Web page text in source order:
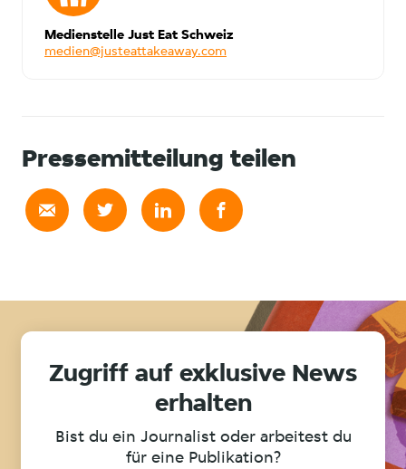
Medienstelle Just Eat Schweiz
medien@justeattakeaway.com
Pressemitteilung teilen
Zugriff auf exklusive News
erhalten
Bist du ein Journalist oder arbeitest du
für eine Publikation?